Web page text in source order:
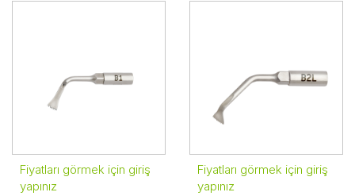
Fiyatları görmek için giriş
yapınız
Fiyatları görmek için giriş
yapınız